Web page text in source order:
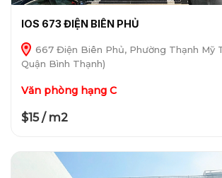
IOS 673 ĐIỆN BIÊN PHỦ
667 Điện Biên Phủ, Phường Thạnh Mỹ
Quận Bình Thạnh)
Văn phòng hạng C
$15 / m2